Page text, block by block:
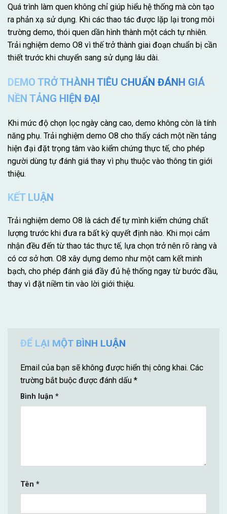
Quá trình làm quen không chỉ giúp hiểu hệ thống mà còn tạo
ra phản xạ sử dụng. Khi các thao tác được lặp lại trong môi
trường demo, thói quen dần hình thành một cách tự nhiên.
Trải nghiệm demo O8 vì thế trở thành giai đoạn chuẩn bị cần
thiết trước khi chuyển sang sử dụng lâu dài.
DEMO TRỞ THÀNH TIÊU CHUẨN ĐÁNH GIÁ
NỀN TẢNG HIỆN ĐẠI
Khi mức độ chọn lọc ngày càng cao, demo không còn là tính
năng phụ. Trải nghiệm demo O8 cho thấy cách một nền tảng
hiện đại đặt trọng tâm vào kiểm chứng thực tế, cho phép
người dùng tự đánh giá thay vì phụ thuộc vào thông tin giới
thiệu.
KẾT LUẬN
Trải nghiệm demo O8 là cách để tự mình kiểm chứng chất
lượng trước khi đưa ra bất kỳ quyết định nào. Khi mọi cảm
nhận đều đến từ thao tác thực tế, lựa chọn trở nên rõ ràng và
có cơ sở hơn. O8 xây dựng demo như một cam kết minh
bạch, cho phép đánh giá đầy đủ hệ thống ngay từ bước đầu,
thay vì đặt niềm tin vào lời giới thiệu.
ĐỂ LẠI MỘT BÌNH LUẬN
Email của bạn sẽ không được hiển thị công khai. Các
trường bắt buộc được đánh dấu *
Bình luận *
Tên *